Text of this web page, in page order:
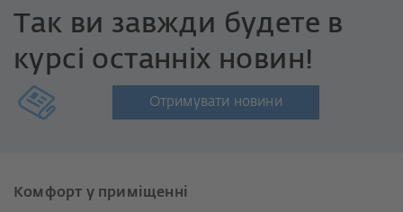
Так ви завжди будете в
курсі останніх новин!
Отримувати новини
Комфорт у приміщенні